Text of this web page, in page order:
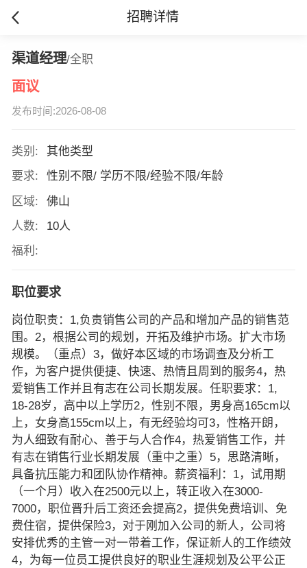
招聘详情
渠道经理/全职
面议
发布时间:2026-08-08
类别:
其他类型
要求:
性别不限/ 学历不限/经验不限/年龄
区域:
佛山
人数:
10人
福利:
职位要求
岗位职责：1,负责销售公司的产品和增加产品的销售范
围。2，根据公司的规划，开拓及维护市场。扩大市场
规模。（重点）3，做好本区域的市场调查及分析工
作，为客户提供便捷、快速、热情且周到的服务4，热
爱销售工作并且有志在公司长期发展。任职要求：1,
18-28岁，高中以上学历2，性别不限，男身高165cm以
上，女身高155cm以上，有无经验均可3，性格开朗，
为人细致有耐心、善于与人合作4，热爱销售工作，并
有志在销售行业长期发展（重中之重）5，思路清晰，
具备抗压能力和团队协作精神。薪资福利：1，试用期
（一个月）收入在2500元以上，转正收入在3000-
7000，职位晋升后工资还会提高2，提供免费培训、免
费住宿，提供保险3，对于刚加入公司的新人，公司将
安排优秀的主管一对一带着工作，保证新人的工作绩效
4，为每一位员工提供良好的职业生涯规划及公平公正